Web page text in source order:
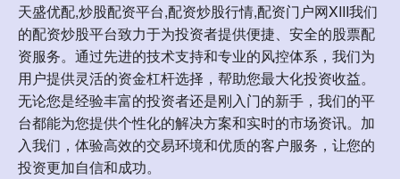
天盛优配,炒股配资平台,配资炒股行情,配资门户网XIII‌我们
的配资炒股平台致力于为投资者提供便捷、安全的股票配
资服务。通过先进的技术支持和专业的风控体系，我们为
用户提供灵活的资金杠杆选择，帮助您最大化投资收益。
无论您是经验丰富的投资者还是刚入门的新手，我们的平
台都能为您提供个性化的解决方案和实时的市场资讯。加
入我们，体验高效的交易环境和优质的客户服务，让您的
投资更加自信和成功。